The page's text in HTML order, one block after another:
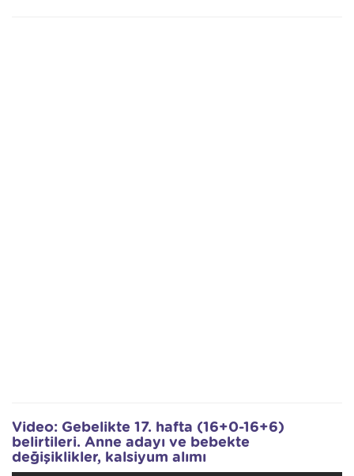
Video: Gebelikte 17. hafta (16+0-16+6)
belirtileri. Anne adayı ve bebekte
değişiklikler, kalsiyum alımı